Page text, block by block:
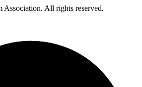
All rights reserved.